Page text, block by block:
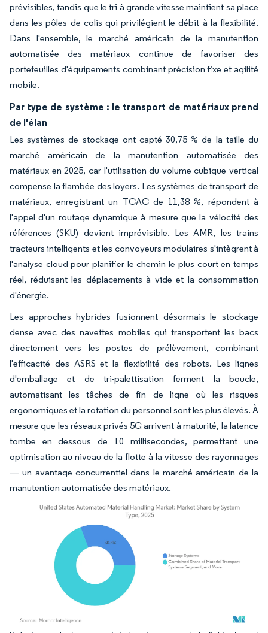
prévisibles, tandis que le tri à grande vitesse maintient sa place
dans les pôles de colis qui privilégient le débit à la flexibilité.
Dans l'ensemble, le marché américain de la manutention
automatisée des matériaux continue de favoriser des
portefeuilles d'équipements combinant précision fixe et agilité
mobile.
Par type de système : le transport de matériaux prend
de l'élan
Les systèmes de stockage ont capté 30,75 % de la taille du
marché américain de la manutention automatisée des
matériaux en 2025, car l'utilisation du volume cubique vertical
compense la flambée des loyers. Les systèmes de transport de
matériaux, enregistrant un TCAC de 11,38 %, répondent à
l'appel d'un routage dynamique à mesure que la vélocité des
références (SKU) devient imprévisible. Les AMR, les trains
tracteurs intelligents et les convoyeurs modulaires s'intègrent à
l'analyse cloud pour planifier le chemin le plus court en temps
réel, réduisant les déplacements à vide et la consommation
d'énergie.
Les approches hybrides fusionnent désormais le stockage
dense avec des navettes mobiles qui transportent les bacs
directement vers les postes de prélèvement, combinant
l'efficacité des ASRS et la flexibilité des robots. Les lignes
d'emballage et de tri-palettisation ferment la boucle,
automatisant les tâches de fin de ligne où les risques
ergonomiques et la rotation du personnel sont les plus élevés. À
mesure que les réseaux privés 5G arrivent à maturité, la latence
tombe en dessous de 10 millisecondes, permettant une
optimisation au niveau de la flotte à la vitesse des rayonnages
— un avantage concurrentiel dans le marché américain de la
manutention automatisée des matériaux.